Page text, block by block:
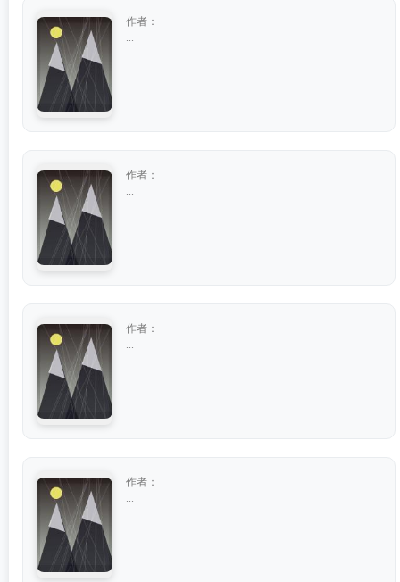
作者：
作者：
作者：
作者：